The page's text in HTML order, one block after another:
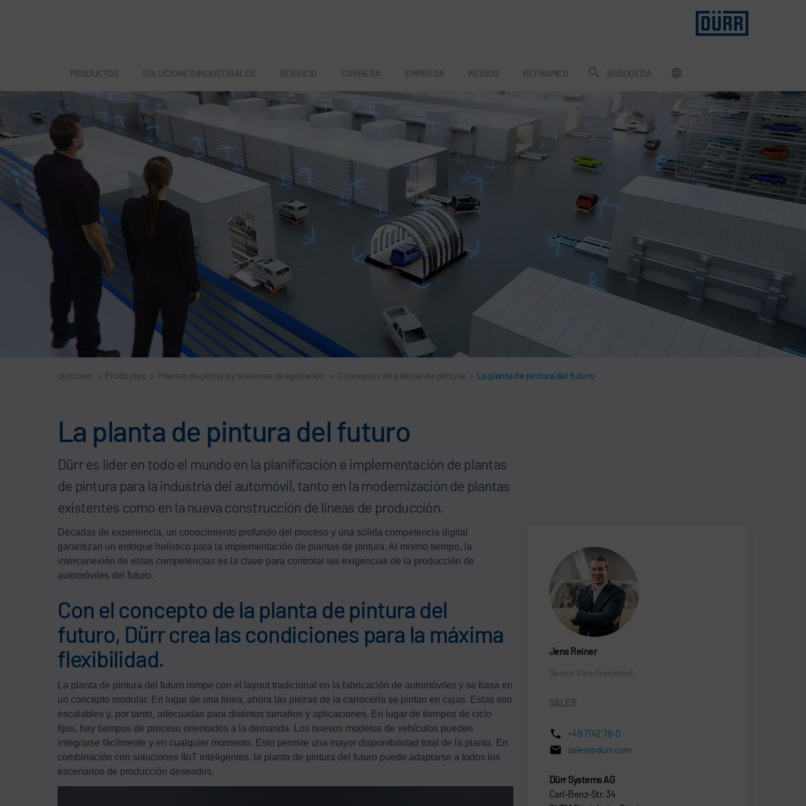
PRODUCTOS SOLUCIONES INDUSTRIALES SERVICIO CARRERA EMPRESA MEDIOS REFRAMED BÚSQUEDA
durr.com > Productos > Plantas de pintura y sistemas de aplicación > Conceptos de plantas de pintura > La planta de pintura del futuro
La planta de pintura del futuro
Dürr es líder en todo el mundo en la planificación e implementación de plantas
de pintura para la industria del automóvil, tanto en la modernización de plantas
existentes como en la nueva construcción de líneas de producción.
Décadas de experiencia, un conocimiento profundo del proceso y una sólida competencia digital
garantizan un enfoque holístico para la implementación de plantas de pintura. Al mismo tiempo, la
interconexión de estas competencias es la clave para controlar las exigencias de la producción de
automóviles del futuro.
Con el concepto de la planta de pintura del
futuro, Dürr crea las condiciones para la máxima
flexibilidad.
La planta de pintura del futuro rompe con el layout tradicional en la fabricación de automóviles y se basa en
un concepto modular. En lugar de una línea, ahora las piezas de la carrocería se pintan en cajas. Estas son
escalables y, por tanto, adecuadas para distintos tamaños y aplicaciones. En lugar de tiempos de ciclo
fijos, hay tiempos de proceso orientados a la demanda. Los nuevos modelos de vehículos pueden
integrarse fácilmente y en cualquier momento. Esto permite una mayor disponibilidad total de la planta. En
combinación con soluciones IIoT inteligentes, la planta de pintura del futuro puede adaptarse a todos los
escenarios de producción deseados.
Jens Reiner
Senior Vice President
SALES
+49 7142 78-0
sales@durr.com
Dürr Systems AG
Carl-Benz-Str. 34